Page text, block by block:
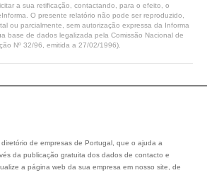
a sua retificação, contactando, para o efeito, o
O presente relatório não pode ser reproduzido,
ou parcialmente, sem autorização expressa da Informa
base de dados legalizada pela Comissão Nacional de
Nº 32/96, emitida a 27/02/1996).
de empresas de Portugal, que o ajuda a
da publicação gratuita dos dados de contacto e
a página web da sua empresa em nosso site, de